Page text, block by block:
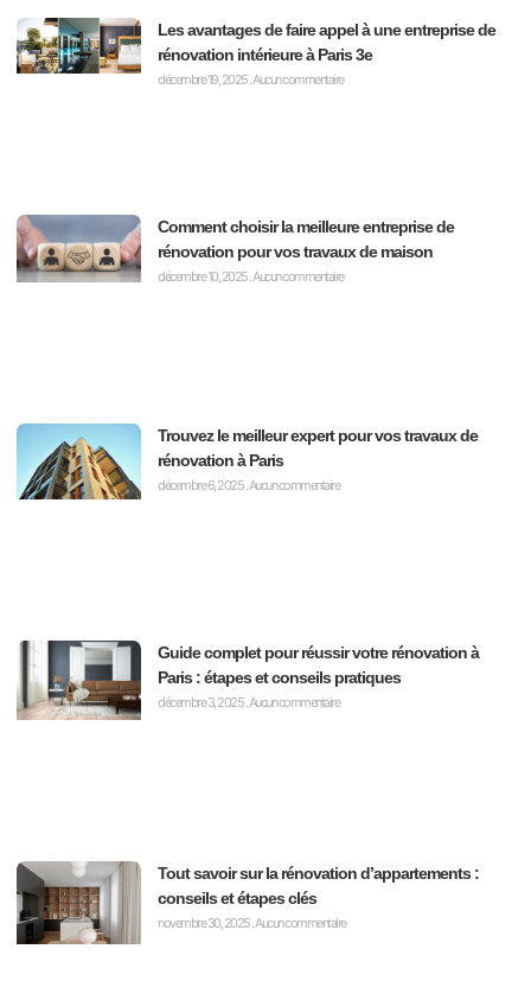
Les avantages de faire appel à une entreprise de
rénovation intérieure à Paris 3e
décembre 19, 2025Aucun commentaire
Comment choisir la meilleure entreprise de
rénovation pour vos travaux de maison
décembre 10, 2025Aucun commentaire
Trouvez le meilleur expert pour vos travaux de
rénovation à Paris
décembre 6, 2025Aucun commentaire
Guide complet pour réussir votre rénovation à
Paris : étapes et conseils pratiques
décembre 3, 2025 Aucun commentaire
Tout savoir sur la rénovation d’appartements :
conseils et étapes clés
novembre 30, 2025Aucun commentaire